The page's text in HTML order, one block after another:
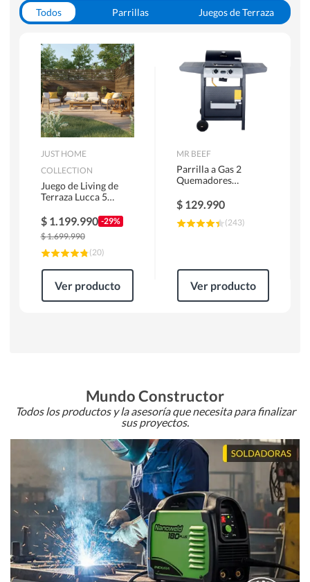
Todos Parrillas
Juegos de Terraza
JUST HOME
COLLECTION
Juego de Living de
Terraza Lucca 5
$ 1.199.990 -29%
$1.699.990
(20)
Ver producto
MR BEEF
Parrilla a Gas 2
Quemadores
$ 129.990
(243)
Ver producto
Mundo Constructor
Todos los productos y la asesoría que necesita para finalizar
sus proyectos.